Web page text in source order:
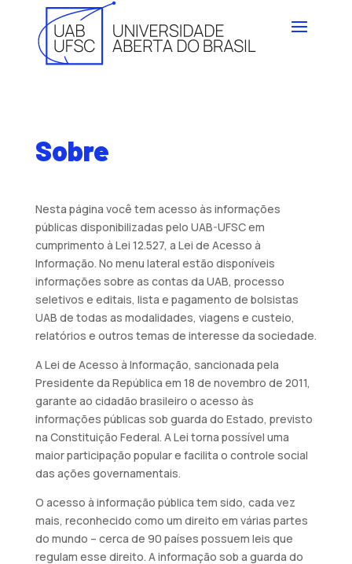
Sobre
Nesta página você tem acesso às informações
públicas disponibilizadas pelo UAB-UFSC em
cumprimento à Lei 12.527, a Lei de Acesso à
Informação. No menu lateral estão disponíveis
informações sobre as contas da UAB, processo
seletivos e editais, lista e pagamento de bolsistas
UAB de todas as modalidades, viagens e custeio,
relatórios e outros temas de interesse da sociedade.
A Lei de Acesso à Informação, sancionada pela
Presidente da República em 18 de novembro de 2011,
garante ao cidadão brasileiro o acesso às
informações públicas sob guarda do Estado, previsto
na Constituição Federal. A Lei torna possível uma
maior participação popular e facilita o controle social
das ações governamentais.
O acesso à informação pública tem sido, cada vez
mais, reconhecido como um direito em várias partes
do mundo – cerca de 90 países possuem leis que
regulam esse direito. A informação sob a guarda do